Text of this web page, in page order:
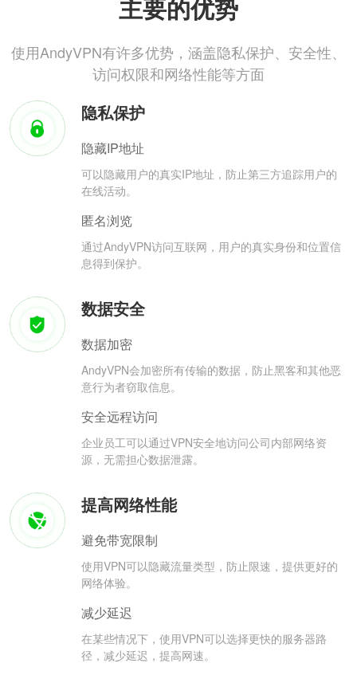
主要的优势
使用AndyVPN有许多优势，涵盖隐私保护、安全性、
访问权限和网络性能等方面
隐私保护
隐藏IP地址
可以隐藏用户的真实IP地址，防止第三方追踪用户的
在线活动。
匿名浏览
通过AndyVPN访问互联网，用户的真实身份和位置信
息得到保护。
数据安全
数据加密
AndyVPN会加密所有传输的数据，防止黑客和其他恶
意行为者窃取信息。
安全远程访问
企业员工可以通过VPN安全地访问公司内部网络资
源，无需担心数据泄露。
提高网络性能
避免带宽限制
使用VPN可以隐藏流量类型，防止限速，提供更好的
网络体验。
减少延迟
在某些情况下，使用VPN可以选择更快的服务器路
径，减少延迟，提高网速。